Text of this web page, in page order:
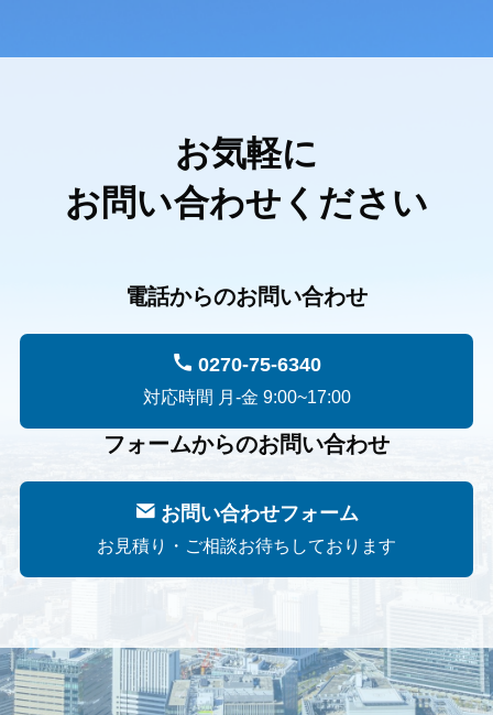
お気軽に
お問い合わせください
電話からのお問い合わせ
0270-75-6340
対応時間 月-金 9:00~17:00
フォームからのお問い合わせ
お問い合わせフォーム
お見積り・ご相談お待ちしております